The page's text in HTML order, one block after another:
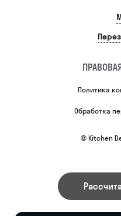
Политика
Обработка
© Kitchen